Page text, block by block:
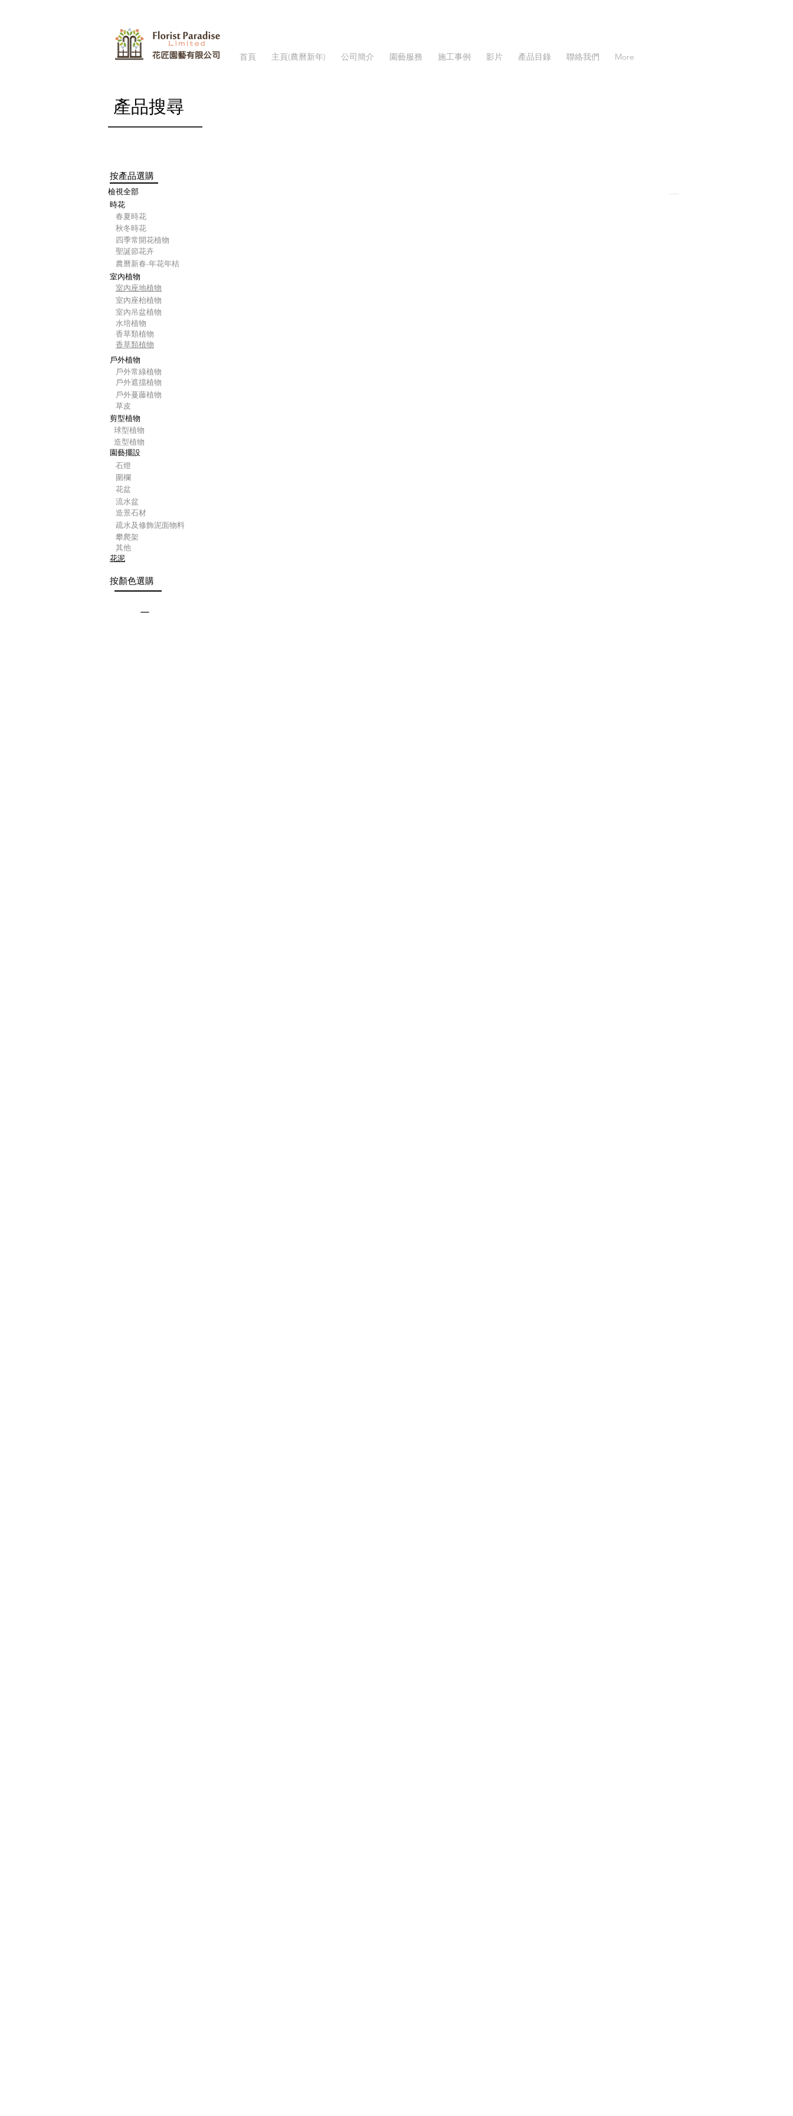
首頁 主頁(農曆新年) 公司簡介 園藝服務 施工事例 影片 產品目錄 聯絡我們 More
​產品搜尋
按產品選購
檢視全部
時花
​春夏時花
​秋冬時花
四季常開花植物
聖誕節花卉
農曆新春-年花年桔
室內植物
室內座地植物
室內座枱植物
室內吊盆植物
水培植物
香草類植物
香草類植物
戶外植物
戶外常綠植物
戶外遮擋植物
戶外蔓藤植物
草皮
剪型植物
球型植物
造型植物
園藝擺設
石燈
圍欄
花盆
流水盆
造景石材
疏水及修飾泥面物料
攀爬架
其他
花泥
按顏色選購